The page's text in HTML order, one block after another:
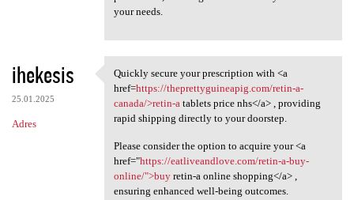
your needs.
ihekesis
25.01.2025
Adres
Quickly secure your
Quickly secure your prescription with <a
href=https://theprettyguineapig.com/retin-a-
canada/>retin-atablets price nhs</a> , providing
rapid shipping directly to your doorstep.
Please consider the option to acquire your <a
href="https://eatliveandlove.com/retin-a-buy-
online/">buyretin-a online shopping</a> ,
ensuring enhanced well-being outcomes.